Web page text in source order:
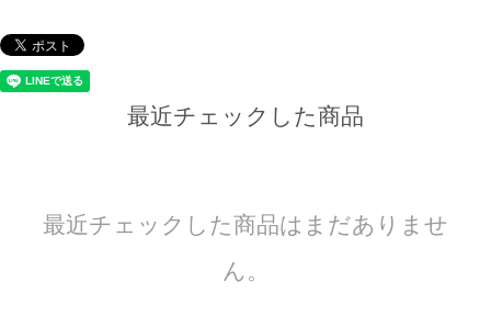
最近チェックした商品
最近チェックした商品はまだありませ
ん。